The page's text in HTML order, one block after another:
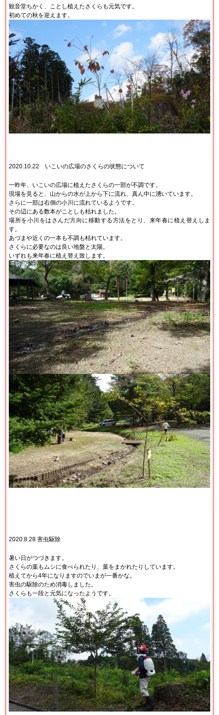
観音堂ちかく、ことし植えたさくらも元気です。
初めての秋を迎えます。
2020.10.22 いこいの広場のさくらの状態について
一昨年、いこいの広場に植えたさくらの一部が不調です。
現場を見ると、山からの水が上から下に流れ、真ん中に湧いています。
さらに一部は右側の小川に流れているようです。
その辺にある数本がことしも枯れました。
場所を小川をはさんだ方向に移動する方法をとり、来年春に植え替えしま
す。
あづまや近くの一本も不調も枯れています。
さくらに必要なのは良い地盤と太陽。
いずれも来年春に植え替え致します。
2020.8.28 害虫駆除
暑い日がつづきます。
さくらの葉もムシに食べられたり、葉をまかれたりしています。
植えてから4年になりますのでいまが一番かな。
害虫の駆除のため消毒しました。
さくらも一段と元気になったようです。